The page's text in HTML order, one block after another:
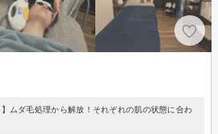
ムダ毛処理から解放！それぞれの肌の状態に合わ